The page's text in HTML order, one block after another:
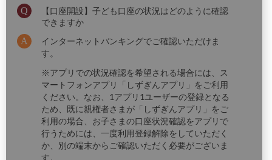
【口座開設】子ども口座の状況はどのように確認
できますか
インターネットバンキングでご確認いただけま
す。
※アプリでの状況確認を希望される場合には、ス
マートフォンアプリ「しずぎんアプリ」をご利用
ください。なお、1アプリ1ユーザーの登録となる
ため、既に親権者さまが「しずぎんアプリ」をご
利用の場合、お子さまの口座状況確認をアプリで
行うためには、一度利用登録解除をしていただく
か、別の端末からご確認いただく必要がございま
す。